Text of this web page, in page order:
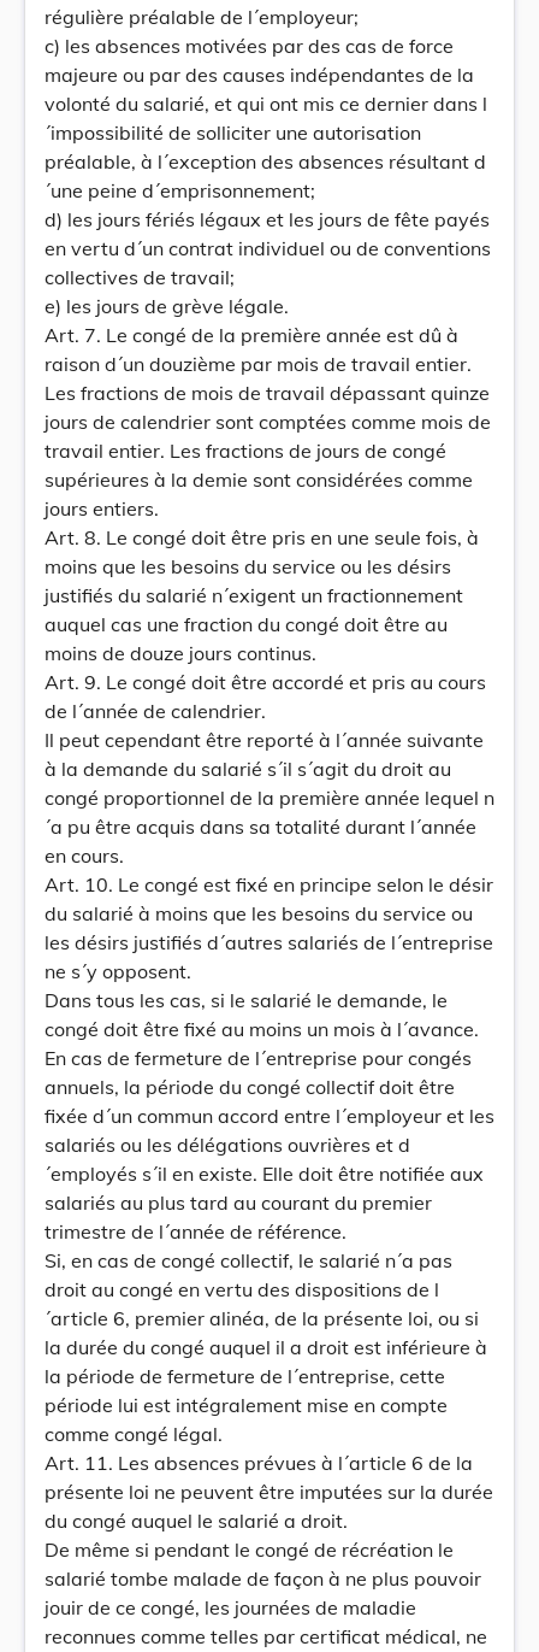
régulière préalable de l´employeur;
c) les absences motivées par des cas de force
majeure ou par des causes indépendantes de la
volonté du salarié, et qui ont mis ce dernier dans l
´impossibilité de solliciter une autorisation
préalable, à l´exception des absences résultant d
´une peine d´emprisonnement;
d) les jours fériés légaux et les jours de fête payés
en vertu d´un contrat individuel ou de conventions
collectives de travail;
e) les jours de grève légale.
Art. 7. Le congé de la première année est dû à
raison d´un douzième par mois de travail entier.
Les fractions de mois de travail dépassant quinze
jours de calendrier sont comptées comme mois de
travail entier. Les fractions de jours de congé
supérieures à la demie sont considérées comme
jours entiers.
Art. 8. Le congé doit être pris en une seule fois, à
moins que les besoins du service ou les désirs
justifiés du salarié n´exigent un fractionnement
auquel cas une fraction du congé doit être au
moins de douze jours continus.
Art. 9. Le congé doit être accordé et pris au cours
de l´année de calendrier.
Il peut cependant être reporté à l´année suivante
à la demande du salarié s´il s´agit du droit au
congé proportionnel de la première année lequel n
´a pu être acquis dans sa totalité durant l´année
en cours.
Art. 10. Le congé est fixé en principe selon le désir
du salarié à moins que les besoins du service ou
les désirs justifiés d´autres salariés de l´entreprise
ne s´y opposent.
Dans tous les cas, si le salarié le demande, le
congé doit être fixé au moins un mois à l´avance.
En cas de fermeture de l´entreprise pour congés
annuels, la période du congé collectif doit être
fixée d´un commun accord entre l´employeur et les
salariés ou les délégations ouvrières et d
´employés s´il en existe. Elle doit être notifiée aux
salariés au plus tard au courant du premier
trimestre de l´année de référence.
Si, en cas de congé collectif, le salarié n´a pas
droit au congé en vertu des dispositions de l
´article 6, premier alinéa, de la présente loi, ou si
la durée du congé auquel il a droit est inférieure à
la période de fermeture de l´entreprise, cette
période lui est intégralement mise en compte
comme congé légal.
Art. 11. Les absences prévues à l´article 6 de la
présente loi ne peuvent être imputées sur la durée
du congé auquel le salarié a droit.
De même si pendant le congé de récréation le
salarié tombe malade de façon à ne plus pouvoir
jouir de ce congé, les journées de maladie
reconnues comme telles par certificat médical, ne